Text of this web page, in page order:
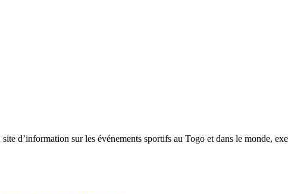
d’information sur les événements sportifs au Togo et dans le monde,